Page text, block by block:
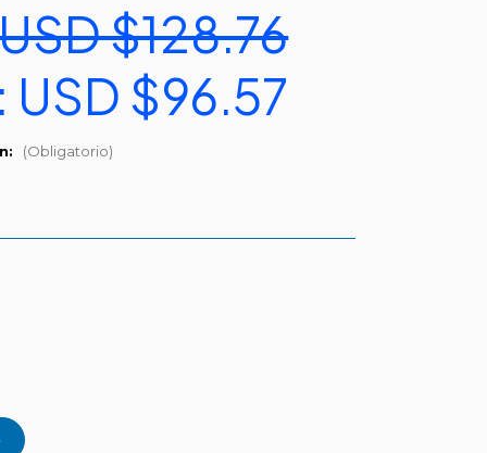
$128.76
USD $96.57
(Obligatorio)